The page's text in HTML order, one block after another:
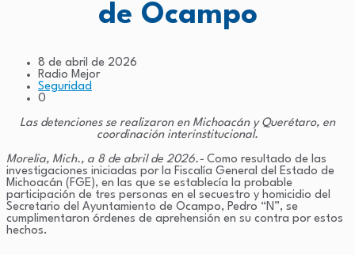
de Ocampo
8 de abril de 2026
Radio Mejor
Seguridad
0
Las detenciones se realizaron en Michoacán y Querétaro, en
coordinación interinstitucional.
Morelia, Mich., a 8 de abril de 2026.- Como resultado de las
investigaciones iniciadas por la Fiscalía General del Estado de
Michoacán (FGE), en las que se establecía la probable
participación de tres personas en el secuestro y homicidio del
Secretario del Ayuntamiento de Ocampo, Pedro “N”, se
cumplimentaron órdenes de aprehensión en su contra por estos
hechos.